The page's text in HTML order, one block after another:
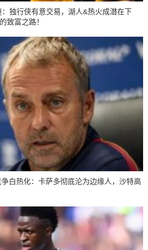
：独行侠有意交易，湖人&热火成潜在下
致富之路！
白热化：卡萨多彻底沦为边缘人，沙特高